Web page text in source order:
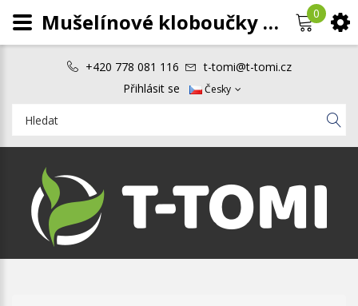
+420 778 081 116
t-tomi@t-tomi.cz
Přihlásit se
Česky
0
Mušelínové kloboučky 1-2 roky